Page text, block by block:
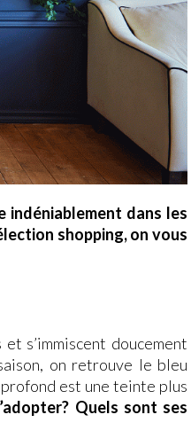
indéniablement dans les
shopping, on vous
s’immiscent doucement
on retrouve le bleu
est une teinte plus
Quels sont ses